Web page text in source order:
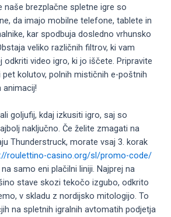
naše brezplačne spletne igre so
da imajo mobilne telefone, tablete in
kar spodbuja dosledno vrhunsko
veliko različnih filtrov, ki vam
video igro, ki jo iščete. Pripravite
pet kolutov, polnih mističnih e-poštnih
animacij!
goljufij, kdaj izkusiti igro, saj so
naključno. Če želite zmagati na
Thunderstruck, morate vsaj 3. korak
roulettino-casino.org/sl/promo-code/
samo eni plačilni liniji. Najprej na
stave skozi tekočo izgubo, odkrito
v skladu z nordijsko mitologijo. To
na spletnih igralnih avtomatih podjetja